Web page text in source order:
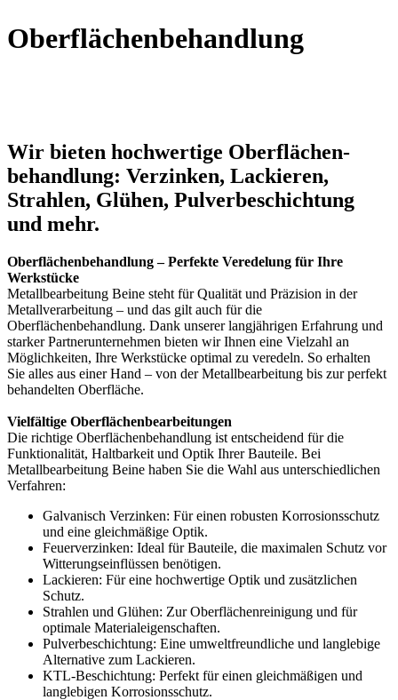
Oberflächenbehandlung
Wir bieten hochwertige Oberflächen-
behandlung: Verzinken, Lackieren,
Strahlen, Glühen, Pulverbeschichtung
und mehr.
Oberflächenbehandlung – Perfekte Veredelung für Ihre
Werkstücke
Metallbearbeitung Beine steht für Qualität und Präzision in der
Metallverarbeitung – und das gilt auch für die
Oberflächenbehandlung. Dank unserer langjährigen Erfahrung und
starker Partnerunternehmen bieten wir Ihnen eine Vielzahl an
Möglichkeiten, Ihre Werkstücke optimal zu veredeln. So erhalten
Sie alles aus einer Hand – von der Metallbearbeitung bis zur perfekt
behandelten Oberfläche.
Vielfältige Oberflächenbearbeitungen
Die richtige Oberflächenbehandlung ist entscheidend für die
Funktionalität, Haltbarkeit und Optik Ihrer Bauteile. Bei
Metallbearbeitung Beine haben Sie die Wahl aus unterschiedlichen
Verfahren:
Galvanisch Verzinken: Für einen robusten Korrosionsschutz
und eine gleichmäßige Optik.
Feuerverzinken: Ideal für Bauteile, die maximalen Schutz vor
Witterungseinflüssen benötigen.
Lackieren: Für eine hochwertige Optik und zusätzlichen
Schutz.
Strahlen und Glühen: Zur Oberflächenreinigung und für
optimale Materialeigenschaften.
Pulverbeschichtung: Eine umweltfreundliche und langlebige
Alternative zum Lackieren.
KTL-Beschichtung: Perfekt für einen gleichmäßigen und
langlebigen Korrosionsschutz.